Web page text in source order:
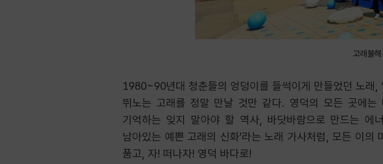
고래불
1980~90년대 청춘들의 엉덩이를 들썩이게 만들었던 노래,
뛰노는 고래를 정말 만날 것만 같다. 영덕의 모든 곳에
기억하는 잊지 말아야 할 역사, 바닷바람으로 만드는 에
남아있는 예쁜 고래의 신화’라는 노래 가사처럼, 모든 이
품고, 자! 떠나자! 영덕 바다로!